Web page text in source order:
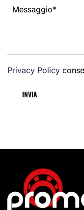
Privacy Policy